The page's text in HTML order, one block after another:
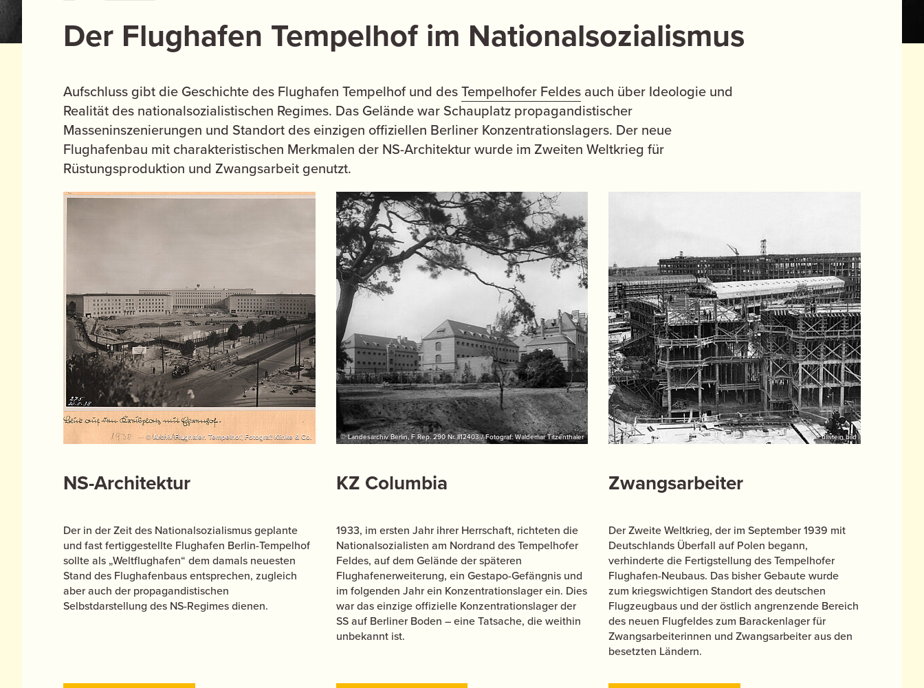
Der Flughafen Tempelhof im Nationalsozialismus
Aufschluss gibt die Geschichte des Flughafen Tempelhof und desTempelhofer Feldes auch über Ideologie und
Realität des nationalsozialistischen Regimes. Das Gelände war Schauplatz propagandistischer
Masseninszenierungen und Standort des einzigen offiziellen Berliner Konzentrationslagers. Der neue
Flughafenbau mit charakteristischen Merkmalen der NS-Architektur wurde im Zweiten Weltkrieg für
Rüstungsproduktion und Zwangsarbeit genutzt.
© Archiv Flughafen Tempelhof, Fotograf: Klinke & Co.
NS-Architektur
Der in der Zeit des Nationalsozialismus geplante
und fast fertiggestellte Flughafen Berlin-Tempelhof
sollte als „Weltflughafen“ dem damals neuesten
Stand des Flughafenbaus entsprechen, zugleich
aber auch der propagandistischen
Selbstdarstellung des NS-Regimes dienen.
© Landesarchiv Berlin, F Rep. 290 Nr. II12403 / Fotograf: Waldemar Titzenthaler
KZ Columbia
1933, im ersten Jahr ihrer Herrschaft, richteten die
Nationalsozialisten am Nordrand des Tempelhofer
Feldes, auf dem Gelände der späteren
Flughafenerweiterung, ein Gestapo-Gefängnis und
im folgenden Jahr ein Konzentrationslager ein. Dies
war das einzige offizielle Konzentrationslager der
SS auf Berliner Boden – eine Tatsache, die weithin
unbekannt ist.
© ullstein bild
Zwangsarbeiter
Der Zweite Weltkrieg, der im September 1939 mit
Deutschlands Überfall auf Polen begann,
verhinderte die Fertigstellung des Tempelhofer
Flughafen-Neubaus. Das bisher Gebaute wurde
zum kriegswichtigen Standort des deutschen
Flugzeugbaus und der östlich angrenzende Bereich
des neuen Flugfeldes zum Barackenlager für
Zwangsarbeiterinnen und Zwangsarbeiter aus den
besetzten Ländern.